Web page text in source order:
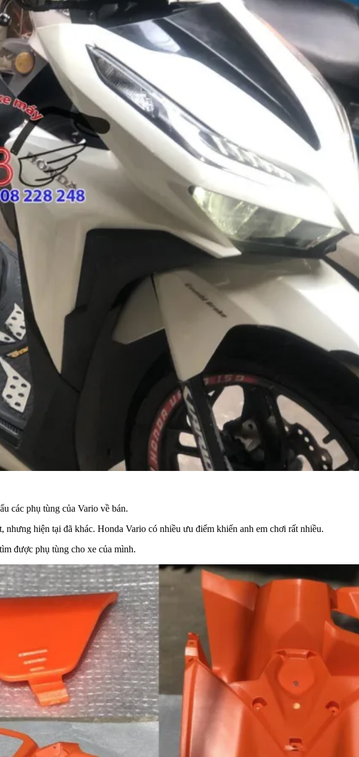
các phụ tùng của Vario về bán.
hiện tại đã khác. Honda Vario có nhiều ưu điểm khiến anh em chơi rất nhiều.
được phụ tùng cho xe của mình.